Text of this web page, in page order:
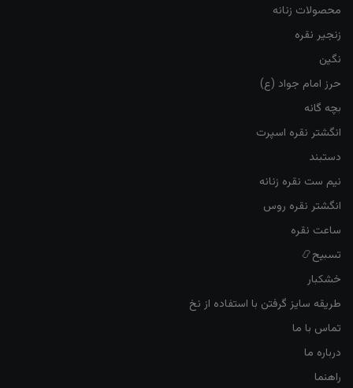
محصولات زنانه
زنجیر نقره
نگین
حرز امام جواد (ع)
بچه گانه
انگشتر نقره اسپرت
دستبند
نیم ست نقره زنانه
انگشتر نقره روس
ساعت نقره
تسبیح📿
خشکبار
طریقه سایز گرفتن با استفاده از نخ
تماس با ما
درباره ما
راهنما